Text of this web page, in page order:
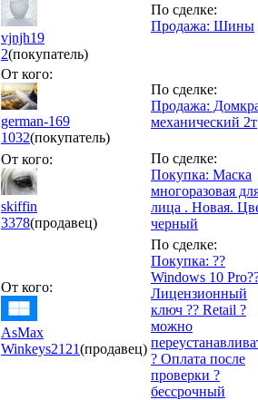
vjnjh19
2(покупатель)
По сделке:
Продажа: Шины
От кого:
german-169
1032(покупатель)
По сделке:
Продажа:
механический 2т
От кого:
skiffin
3378(продавец)
По сделке:
Покупка: Маска
многоразовая
лица . Новая.
черный
От кого:
AsMax
Winkeys2121(продавец)
По сделке:
Покупка: ??
Windows 10
Лицензионный
ключ ?? Retail ?
можно
? Оплата после
проверки ?
бессрочный